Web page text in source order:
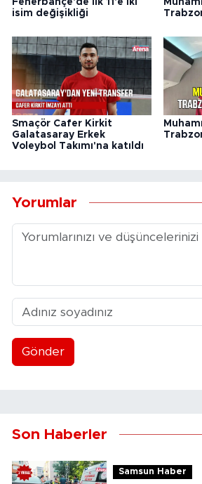
isim değişikliği
Smaçör Cafer Kirkit
Galatasaray Erkek
Voleybol Takımı'na katıldı
Yorumlar
Gönder
Son Haberler
Samsun Haber